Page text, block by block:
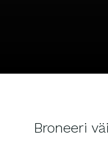
Broneeri